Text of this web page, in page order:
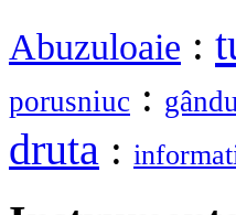
Abuzuloaie :
porusniuc :
druta :